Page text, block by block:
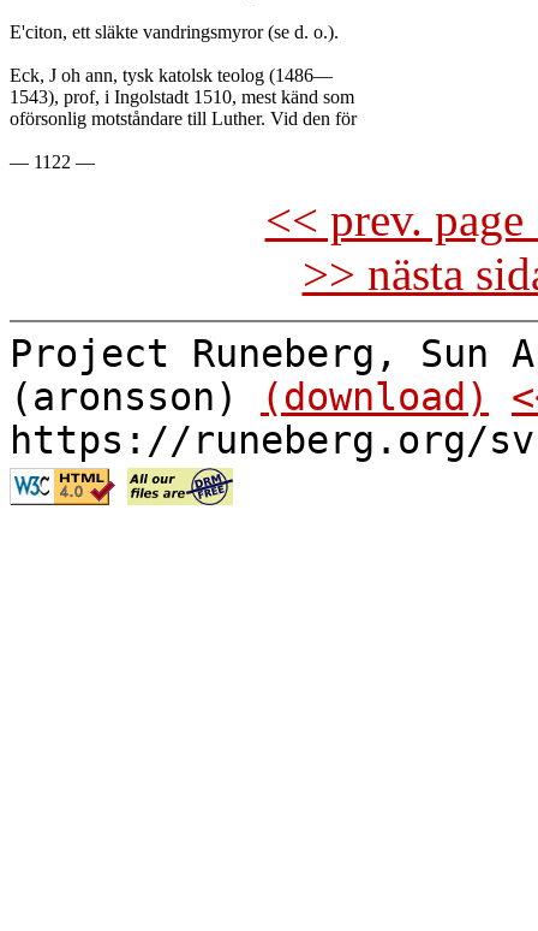
E'citon, ett släkte vandringsmyror (se d. o.).
Eck, J oh ann, tysk katolsk teolog (1486—
1543), prof, i Ingolstadt 1510, mest känd som
oförsonlig motståndare till Luther. Vid den för
<< prev.
>> nästa
Project Runeberg, Sun
(aronsson)
(download)
https://runeberg.org/